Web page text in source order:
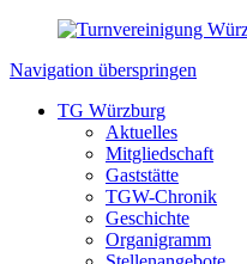
Navigation überspringen
TG Würzburg
Aktuelles
Mitgliedschaft
Gaststätte
TGW-Chronik
Geschichte
Organigramm